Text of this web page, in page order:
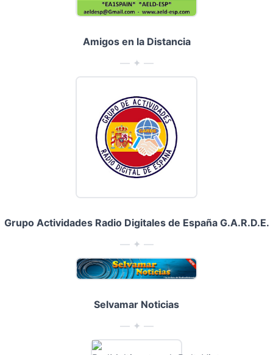
Amigos en la Distancia
— ✦ —
Grupo Actividades Radio Digitales de España G.A.R.D.E.
— ✦ —
Selvamar Noticias
— ✦ —